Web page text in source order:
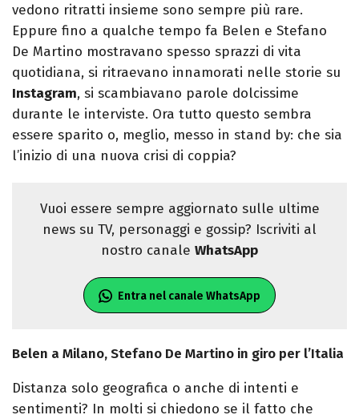
vedono ritratti insieme sono sempre più rare.
Eppure fino a qualche tempo fa Belen e Stefano
De Martino mostravano spesso sprazzi di vita
quotidiana, si ritraevano innamorati nelle storie su
Instagram, si scambiavano parole dolcissime
durante le interviste. Ora tutto questo sembra
essere sparito o, meglio, messo in stand by: che sia
l’inizio di una nuova crisi di coppia?
Vuoi essere sempre aggiornato sulle ultime
news su TV, personaggi e gossip? Iscriviti al
nostro canale WhatsApp
Entra nel canale WhatsApp
Belen a Milano, Stefano De Martino in giro per l’Italia
Distanza solo geografica o anche di intenti e
sentimenti? In molti si chiedono se il fatto che